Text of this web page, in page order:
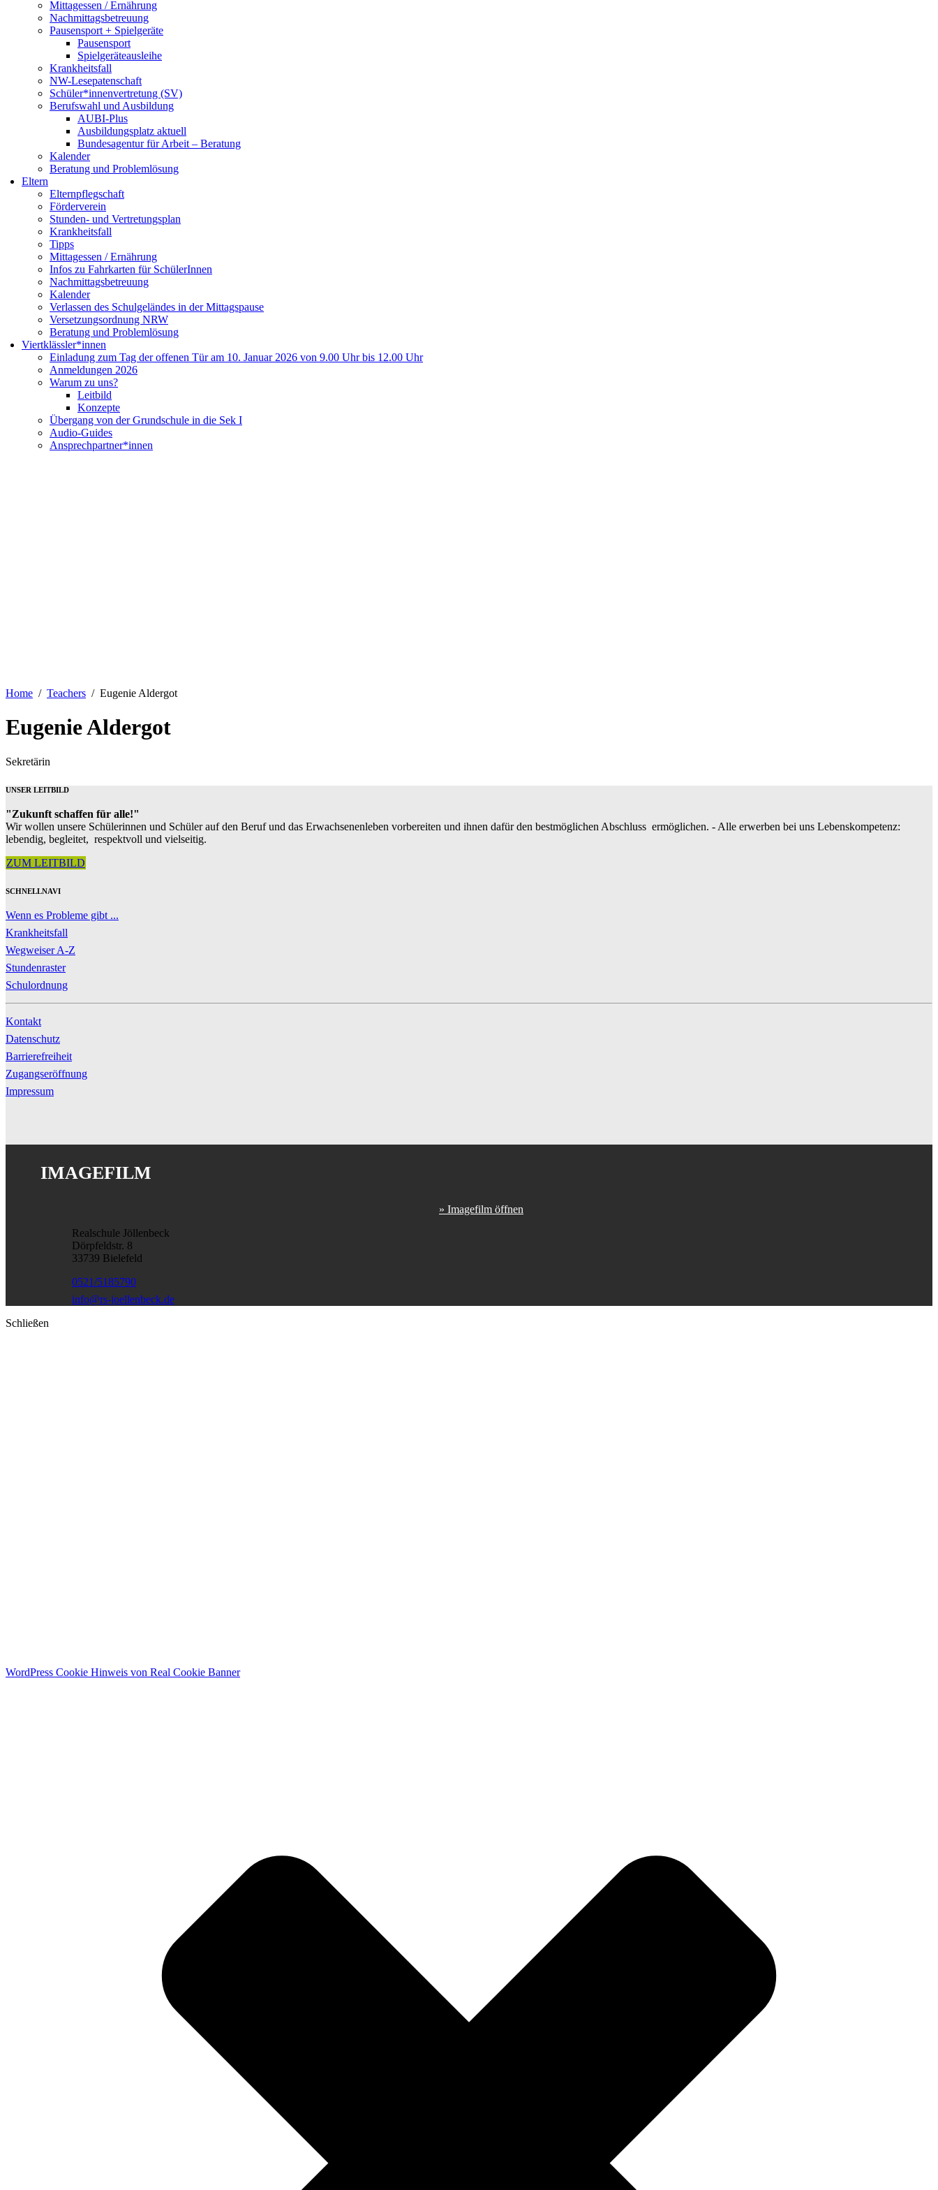
Mittagessen / Ernährung
Nachmittagsbetreuung
Pausensport + Spielgeräte
Pausensport
Spielgeräteausleihe
Krankheitsfall
NW-Lesepatenschaft
Schüler*innenvertretung (SV)
Berufswahl und Ausbildung
AUBI-Plus
Ausbildungsplatz aktuell
Bundesagentur für Arbeit – Beratung
Kalender
Beratung und Problemlösung
Eltern
Elternpflegschaft
Förderverein
Stunden- und Vertretungsplan
Krankheitsfall
Tipps
Mittagessen / Ernährung
Infos zu Fahrkarten für SchülerInnen
Nachmittagsbetreuung
Kalender
Verlassen des Schulgeländes in der Mittagspause
Versetzungsordnung NRW
Beratung und Problemlösung
Viertklässler*innen
Einladung zum Tag der offenen Tür am 10. Januar 2026 von 9.00 Uhr bis 12.00 Uhr
Anmeldungen 2026
Warum zu uns?
Leitbild
Konzepte
Übergang von der Grundschule in die Sek I
Audio-Guides
Ansprechpartner*innen
Home Teachers Eugenie Aldergot
Eugenie Aldergot
Sekretärin
UNSER LEITBILD
"Zukunft schaffen für alle!"
Wir wollen unsere Schülerinnen und Schüler auf den Beruf und das Erwachsenenleben vorbereiten und ihnen dafür den bestmöglichen Abschluss ermöglichen. - Alle erwerben bei uns Lebenskompetenz:
lebendig, begleitet, respektvoll und vielseitig.
ZUM LEITBILD
SCHNELLNAVI
Wenn es Probleme gibt ...
Krankheitsfall
Wegweiser A-Z
Stundenraster
Schulordnung
Kontakt
Datenschutz
Barrierefreiheit
Zugangseröffnung
Impressum
IMAGEFILM
» Imagefilm öffnen
Realschule Jöllenbeck
Dörpfeldstr. 8
33739 Bielefeld
0521/5185790
info@rs-joellenbeck.de
Schließen
WordPress Cookie Hinweis von Real Cookie Banner